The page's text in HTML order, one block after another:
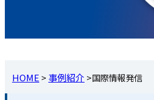
HOME >事例紹介 >国際情報発信